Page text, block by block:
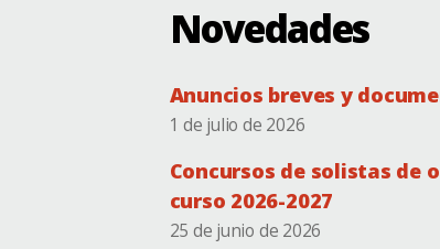
Novedades
Anuncios breves y
1 de julio de 2026
Concursos de solistas de
curso 2026-2027
25 de junio de 2026